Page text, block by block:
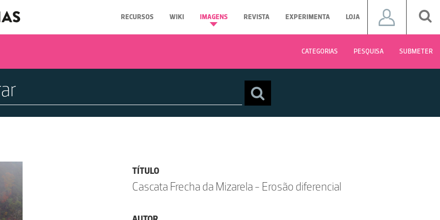
RECURSOS WIKI IMAGENS REVISTA EXPERIMENTA LOJA
CATEGORIAS PESQUISA SUBMETER
TÍTULO
Cascata Frecha da Mizarela - Erosão diferencial